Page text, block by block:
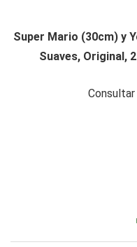
Super Mario (30cm) y
Suaves, Original,